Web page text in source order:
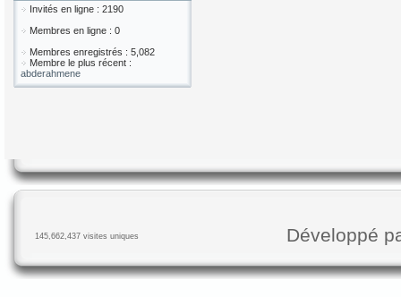
Invités en ligne : 2190
Membres en ligne : 0
Membres enregistrés : 5,082
Membre le plus récent :
abderahmene
145,662,437 visites uniques Développé